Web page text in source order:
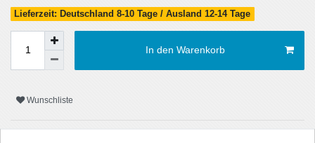
Lieferzeit: Deutschland 8-10 Tage / Ausland 12-14 Tage
In den Warenkorb
Wunschliste